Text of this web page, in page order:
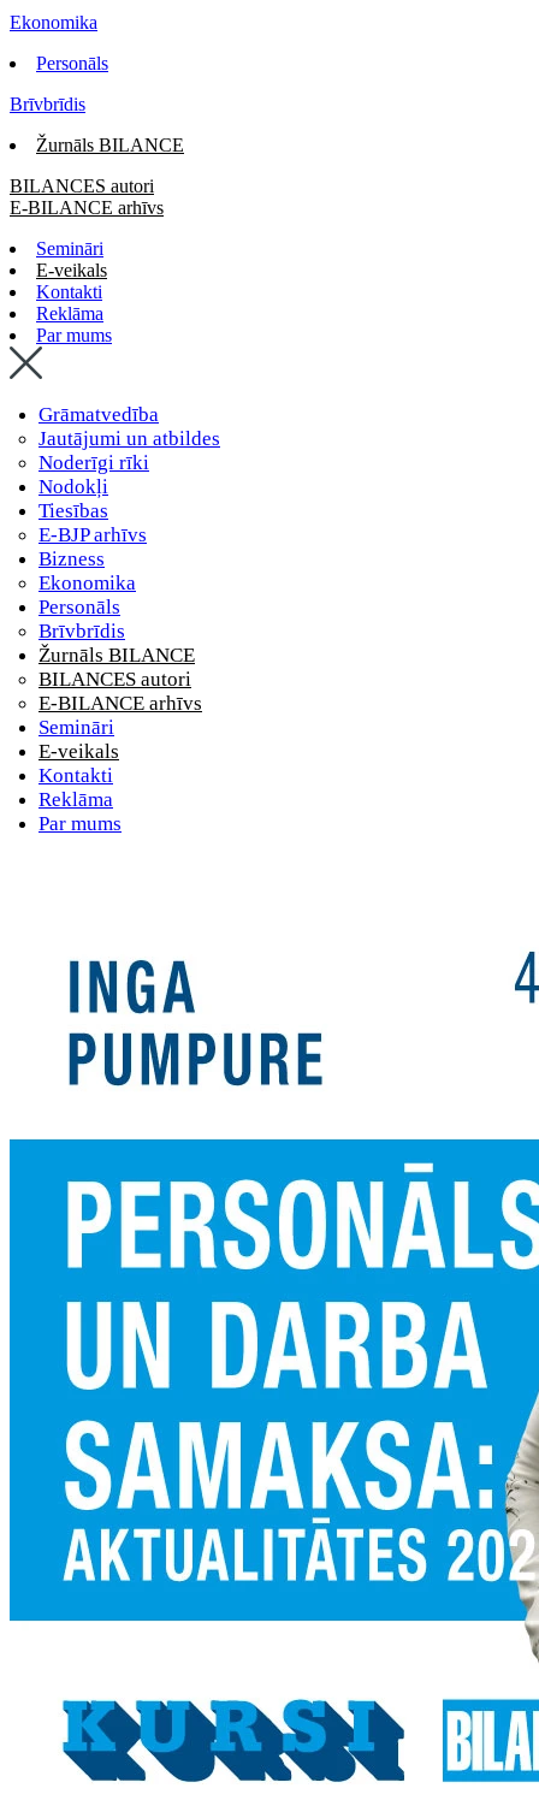
Ekonomika
Personāls
Brīvbrīdis
Žurnāls BILANCE
BILANCES autori
E-BILANCE arhīvs
Semināri
E-veikals
Kontakti
Reklāma
Par mums
Grāmatvedība
Jautājumi un atbildes
Noderīgi rīki
Nodokļi
Tiesības
E-BJP arhīvs
Bizness
Ekonomika
Personāls
Brīvbrīdis
Žurnāls BILANCE
BILANCES autori
E-BILANCE arhīvs
Semināri
E-veikals
Kontakti
Reklāma
Par mums